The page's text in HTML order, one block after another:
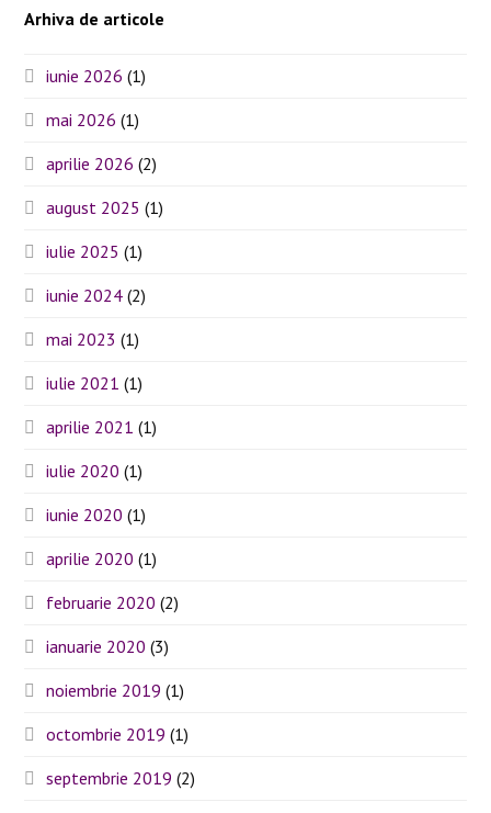
Arhiva de articole
iunie 2026 (1)
mai 2026 (1)
aprilie 2026 (2)
august 2025 (1)
iulie 2025 (1)
iunie 2024 (2)
mai 2023 (1)
iulie 2021 (1)
aprilie 2021 (1)
iulie 2020 (1)
iunie 2020 (1)
aprilie 2020 (1)
februarie 2020 (2)
ianuarie 2020 (3)
noiembrie 2019 (1)
octombrie 2019 (1)
septembrie 2019 (2)